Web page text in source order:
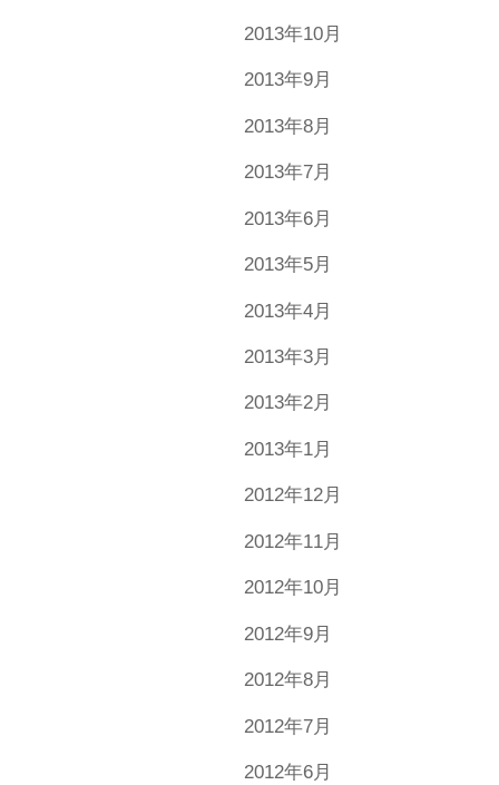
2013年10月
2013年9月
2013年8月
2013年7月
2013年6月
2013年5月
2013年4月
2013年3月
2013年2月
2013年1月
2012年12月
2012年11月
2012年10月
2012年9月
2012年8月
2012年7月
2012年6月